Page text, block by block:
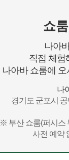
쇼
나아
직접 체험
나아바 쇼룸에
나
경기도 군포시
※ 부산 쇼룸(퍼시스
사전 예약